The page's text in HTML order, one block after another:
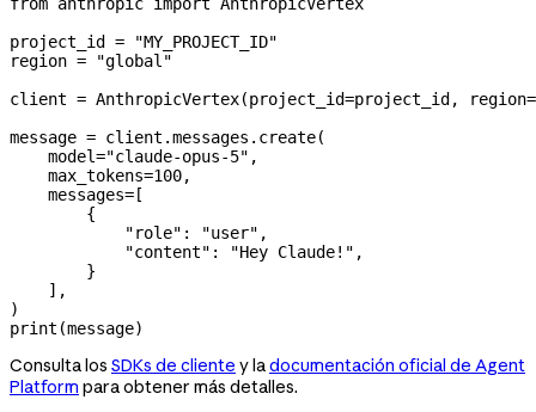
project_id = "MY_PROJECT_ID"
region = "global"
client = AnthropicVertex(project_id=project_id, region=
message = client.messages.create(
    model
="claude-opus-5" ,
    max_tokens
=100,
    messages
= [
        {
            "role"
: "user" ,
            "content"
: "Hey Claude!" ,
        }
    ],
)
print (message)
Consulta los SDKs de cliente y ladocumentación oficial de Agent
Platform para obtener más detalles.